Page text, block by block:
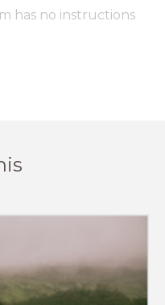
has no instructions